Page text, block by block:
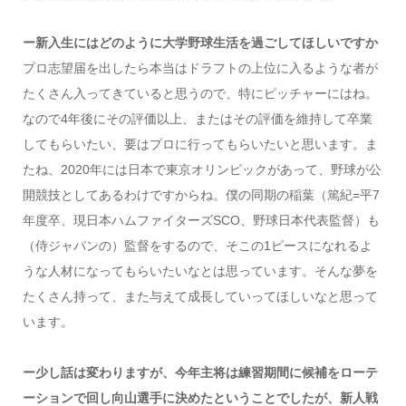
ー新入生にはどのように大学野球生活を過ごしてほしいですか
プロ志望届を出したら本当はドラフトの上位に入るような者が
たくさん入ってきていると思うので、特にピッチャーにはね。
なので4年後にその評価以上、またはその評価を維持して卒業
してもらいたい、要はプロに行ってもらいたいと思います。ま
たね、2020年には日本で東京オリンピックがあって、野球が公
開競技としてあるわけですからね。僕の同期の稲葉（篤紀=平7
年度卒、現日本ハムファイターズSCO、野球日本代表監督）も
（侍ジャパンの）監督をするので、そこの1ピースになれるよ
うな人材になってもらいたいなとは思っています。そんな夢を
たくさん持って、また与えて成長していってほしいなと思って
います。
ー少し話は変わりますが、今年主将は練習期間に候補をローテ
ーションで回し向山選手に決めたということでしたが、新人戦